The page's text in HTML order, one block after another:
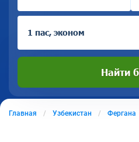
1 пас, эконом
Найти
Главная Узбекистан Фергана